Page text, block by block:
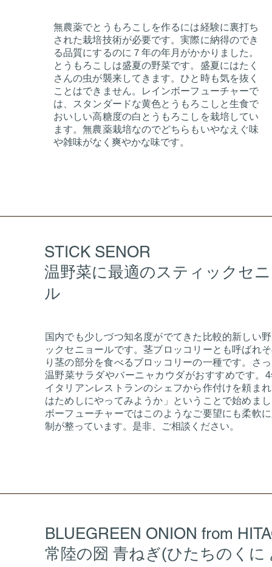
無農薬でとうもろこしを作るには経験に裏打ち
された栽培技術が必要です。実際に納得のでき
る品質にするのに７年の年月がかかりました。
とうもろこしは盛夏の野菜です。盛夏にはたく
さんの虫が襲来してきます。ひと時も気を抜く
ことはできません。レインボーフューチャーで
は、スタンダードな黄色とうもろこしと生食で
おいしい高糖度の白とうもろこしを栽培してい
ます。無農薬栽培なのでどちらもいやなえぐ味
や雑味がなく爽やかな味です。
STICK SENOR
温野菜に最適のスティックセ
ル
国内でも少しづつ知名度がでてきた比較的新しい
ックセニョールです。茎ブロッコリーとも呼ばれ
り茎の部分を食べるブロッコリーの一種です。さ
温野菜サラダやバーニャカウダがおすすめです。
イタリアンレストランのシェフから作付けを頼ま
はためしにやってみようか」ということで始めま
ボーフューチャーではこのようなご要望にも柔軟
制が整っています。是非、ご相談ください。
BLUEGREEN ONION from
常陸の圀 青ねぎ(​ひたちのくに